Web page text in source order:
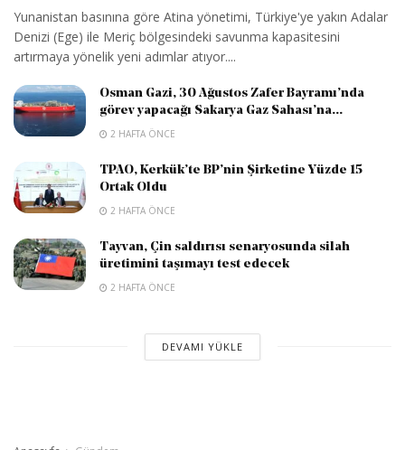
Yunanistan basınına göre Atina yönetimi, Türkiye'ye yakın Adalar
Denizi (Ege) ile Meriç bölgesindeki savunma kapasitesini
artırmaya yönelik yeni adımlar atıyor....
Osman Gazi, 30 Ağustos Zafer Bayramı’nda
görev yapacağı Sakarya Gaz Sahası’na...
2 HAFTA ÖNCE
TPAO, Kerkük’te BP’nin Şirketine Yüzde 15
Ortak Oldu
2 HAFTA ÖNCE
Tayvan, Çin saldırısı senaryosunda silah
üretimini taşımayı test edecek
2 HAFTA ÖNCE
DEVAMI YÜKLE